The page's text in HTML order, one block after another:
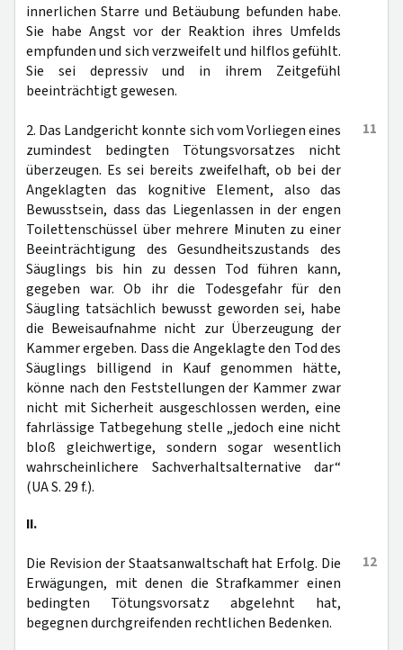
innerlichen Starre und Betäubung befunden habe.
Sie habe Angst vor der Reaktion ihres Umfelds
empfunden und sich verzweifelt und hilflos gefühlt.
Sie sei depressiv und in ihrem Zeitgefühl
beeinträchtigt gewesen.
11
2. Das Landgericht konnte sich vom Vorliegen eines
zumindest bedingten Tötungsvorsatzes nicht
überzeugen. Es sei bereits zweifelhaft, ob bei der
Angeklagten das kognitive Element, also das
Bewusstsein, dass das Liegenlassen in der engen
Toilettenschüssel über mehrere Minuten zu einer
Beeinträchtigung des Gesundheitszustands des
Säuglings bis hin zu dessen Tod führen kann,
gegeben war. Ob ihr die Todesgefahr für den
Säugling tatsächlich bewusst geworden sei, habe
die Beweisaufnahme nicht zur Überzeugung der
Kammer ergeben. Dass die Angeklagte den Tod des
Säuglings billigend in Kauf genommen hätte,
könne nach den Feststellungen der Kammer zwar
nicht mit Sicherheit ausgeschlossen werden, eine
fahrlässige Tatbegehung stelle „jedoch eine nicht
bloß gleichwertige, sondern sogar wesentlich
wahrscheinlichere Sachverhaltsalternative dar“
(UA S. 29 f.).
II.
12
Die Revision der Staatsanwaltschaft hat Erfolg. Die
Erwägungen, mit denen die Strafkammer einen
bedingten Tötungsvorsatz abgelehnt hat,
begegnen durchgreifenden rechtlichen Bedenken.